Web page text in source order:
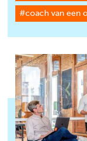
#coach van een